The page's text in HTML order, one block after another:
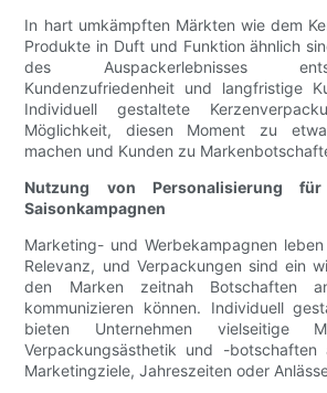
In hart umkämpften Märkten wie dem
Produkte in Duft und Funktion ähnlich
des Auspackerlebnisses
Kundenzufriedenheit und langfristige
Individuell gestaltete
Möglichkeit, diesen Moment zu
machen und Kunden zu
Nutzung von Personalisierung
Saisonkampagnen
Marketing- und Werbekampagnen
Relevanz, und Verpackungen sind ein
den Marken zeitnah Botschaften
kommunizieren können. Individuell
bieten Unternehmen vielseitige
Verpackungsästhetik und -botschaften
Marketingziele, Jahreszeiten oder